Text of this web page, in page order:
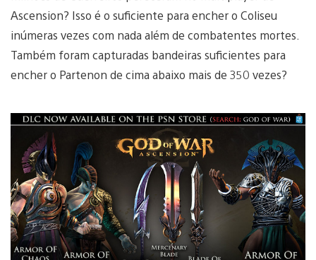
Ascension? Isso é o suficiente para encher o Coliseu
inúmeras vezes com nada além de combatentes mortes.
Também foram capturadas bandeiras suficientes para
encher o Partenon de cima abaixo mais de 350 vezes?